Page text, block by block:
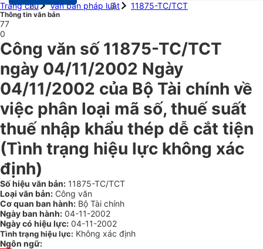
Trang chủ
Văn bản pháp luật 11875-TC/TCT
Thông tin văn bản
77
0
Công văn số 11875-TC/TCT
ngày 04/11/2002 Ngày
04/11/2002 của Bộ Tài chính về
việc phân loại mã số, thuế suất
thuế nhập khẩu thép dễ cắt tiện
(Tình trạng hiệu lực không xác
định)
Số hiệu văn bản: 11875-TC/TCT
Loại văn bản: Công văn
Cơ quan ban hành: Bộ Tài chính
Ngày ban hành: 04-11-2002
Ngày có hiệu lực: 04-11-2002
Tình trạng hiệu lực: Không xác định
Ngôn ngữ: